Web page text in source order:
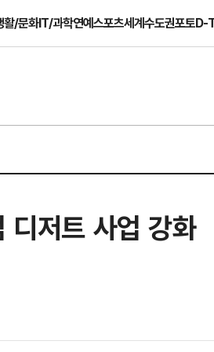
활/문화IT/과학연예스포츠세계수도권포토D-
저트 사업 강화